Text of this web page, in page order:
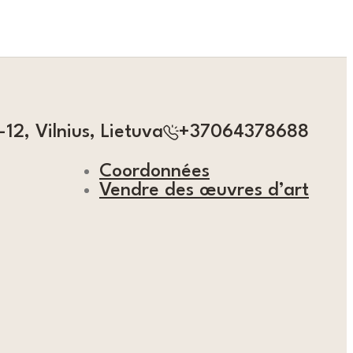
Vilnius, Lietuva +37064378688
Coordonnées
Vendre des œuvres d’art